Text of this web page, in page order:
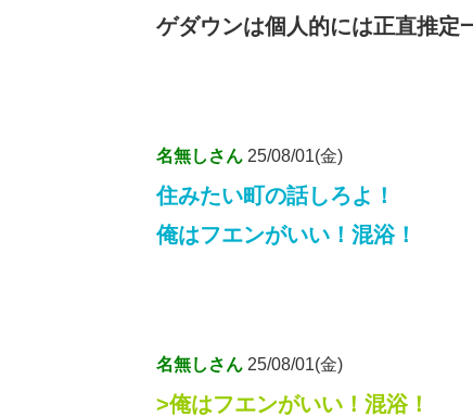
ゲダウンは個人的には正直推定
名無しさん 25/08/01(金)
住みたい町の話しろよ！
俺はフエンがいい！混浴！
名無しさん 25/08/01(金)
>俺はフエンがいい！混浴！